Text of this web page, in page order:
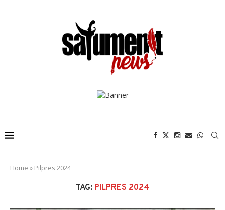
Home » Pilpres 2024
TAG: PILPRES 2024